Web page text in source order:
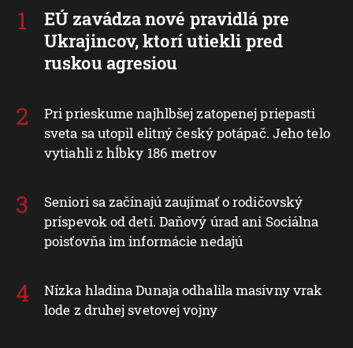
EÚ zavádza nové pravidlá pre
Ukrajincov, ktorí utiekli pred
ruskou agresiou
Pri prieskume najhlbšej zatopenej priepasti
sveta sa utopil elitný český potápač. Jeho telo
vytiahli z hĺbky 186 metrov
Seniori sa začínajú zaujímať o rodičovský
príspevok od detí. Daňový úrad ani Sociálna
poisťovňa im informácie nedajú
Nízka hladina Dunaja odhalila masívny vrak
lode z druhej svetovej vojny